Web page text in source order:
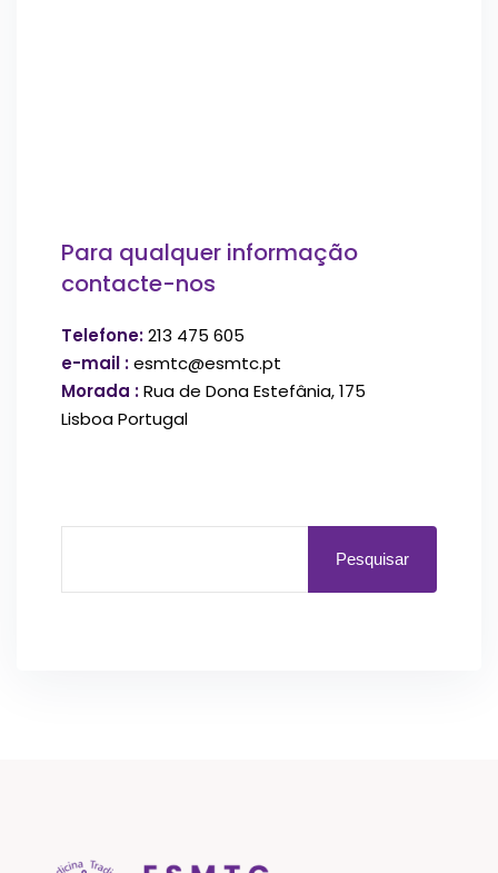
Para qualquer informação
contacte-nos
Telefone:213 475 605
e-mail :esmtc@esmtc.pt
Morada :Rua de Dona Estefânia, 175
Lisboa Portugal
Pesquisar